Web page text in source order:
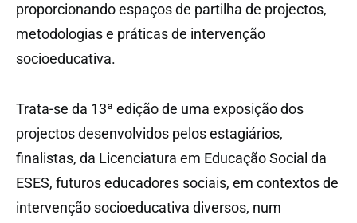
proporcionando espaços de partilha de projectos,
metodologias e práticas de intervenção
socioeducativa.
Trata-se da 13ª edição de uma exposição dos
projectos desenvolvidos pelos estagiários,
finalistas, da Licenciatura em Educação Social da
ESES, futuros educadores sociais, em contextos de
intervenção socioeducativa diversos, num